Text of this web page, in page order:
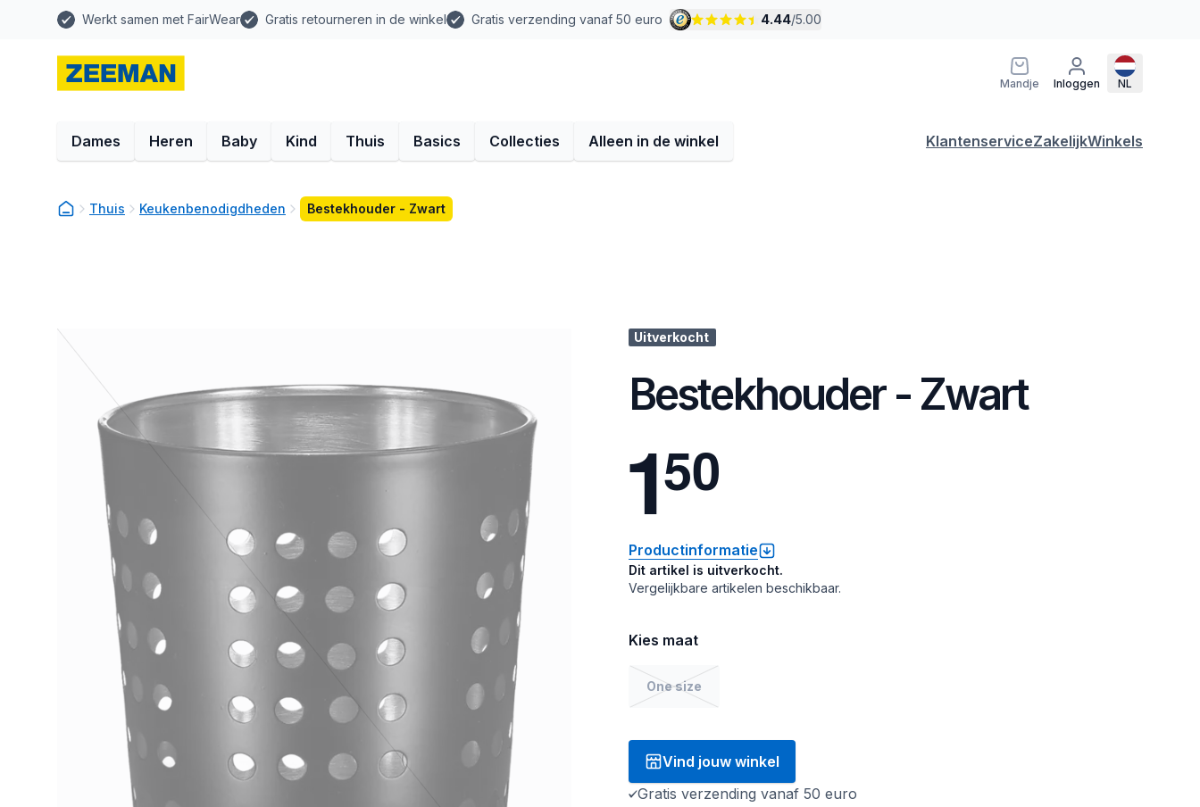
Werkt samen met FairWear Gratis retourneren in de winkel Gratis verzending vanaf 50 euro 4.44/5.00
Mandje Inloggen NL
Dames Heren Baby Kind Thuis Basics Collecties Alleen in de winkel KlantenserviceZakelijkWinkels
Thuis Keukenbenodigdheden Bestekhouder - Zwart
Uitverkocht
Bestekhouder - Zwart
150
Productinformatie
Dit artikel is uitverkocht.
Vergelijkbare artikelen beschikbaar.
Kies maat
One size
Vind jouw winkel
Gratis verzending vanaf 50 euro